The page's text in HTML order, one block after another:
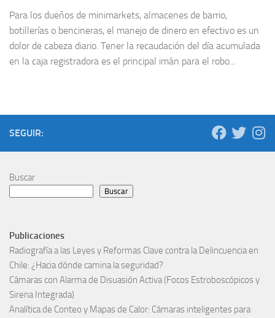
Para los dueños de minimarkets, almacenes de barrio,
botillerías o bencineras, el manejo de dinero en efectivo es un
dolor de cabeza diario. Tener la recaudación del día acumulada
en la caja registradora es el principal imán para el robo...
SEGUIR:
Buscar
Buscar
Publicaciones
Radiografía a las Leyes y Reformas Clave contra la Delincuencia en
Chile: ¿Hacia dónde camina la seguridad?
Cámaras con Alarma de Disuasión Activa (Focos Estroboscópicos y
Sirena Integrada)
Analítica de Conteo y Mapas de Calor: Cámaras inteligentes para